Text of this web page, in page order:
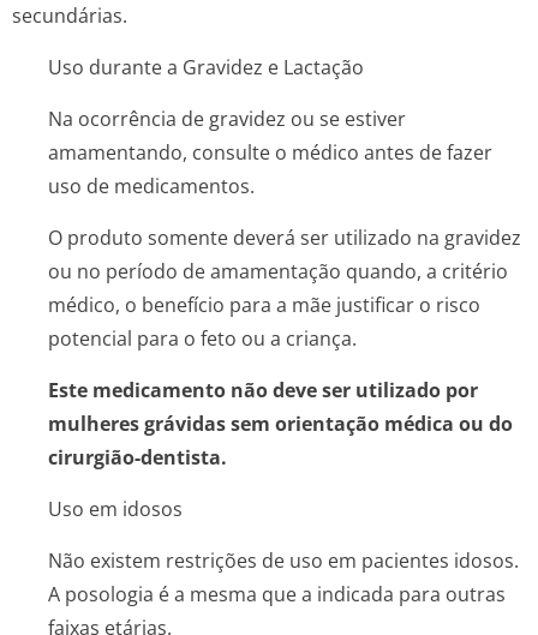
secundárias.
Uso durante a Gravidez e Lactação
Na ocorrência de gravidez ou se estiver
amamentando, consulte o médico antes de fazer
uso de medicamentos.
O produto somente deverá ser utilizado na gravidez
ou no período de amamentação quando, a critério
médico, o benefício para a mãe justificar o risco
potencial para o feto ou a criança.
Este medicamento não deve ser utilizado por
mulheres grávidas sem orientação médica ou do
cirurgião-dentista.
Uso em idosos
Não existem restrições de uso em pacientes idosos.
A posologia é a mesma que a indicada para outras
faixas etárias.